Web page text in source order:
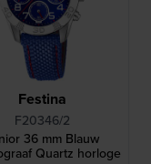
Festina
F20346/2
36 mm Blauw
Quartz horloge